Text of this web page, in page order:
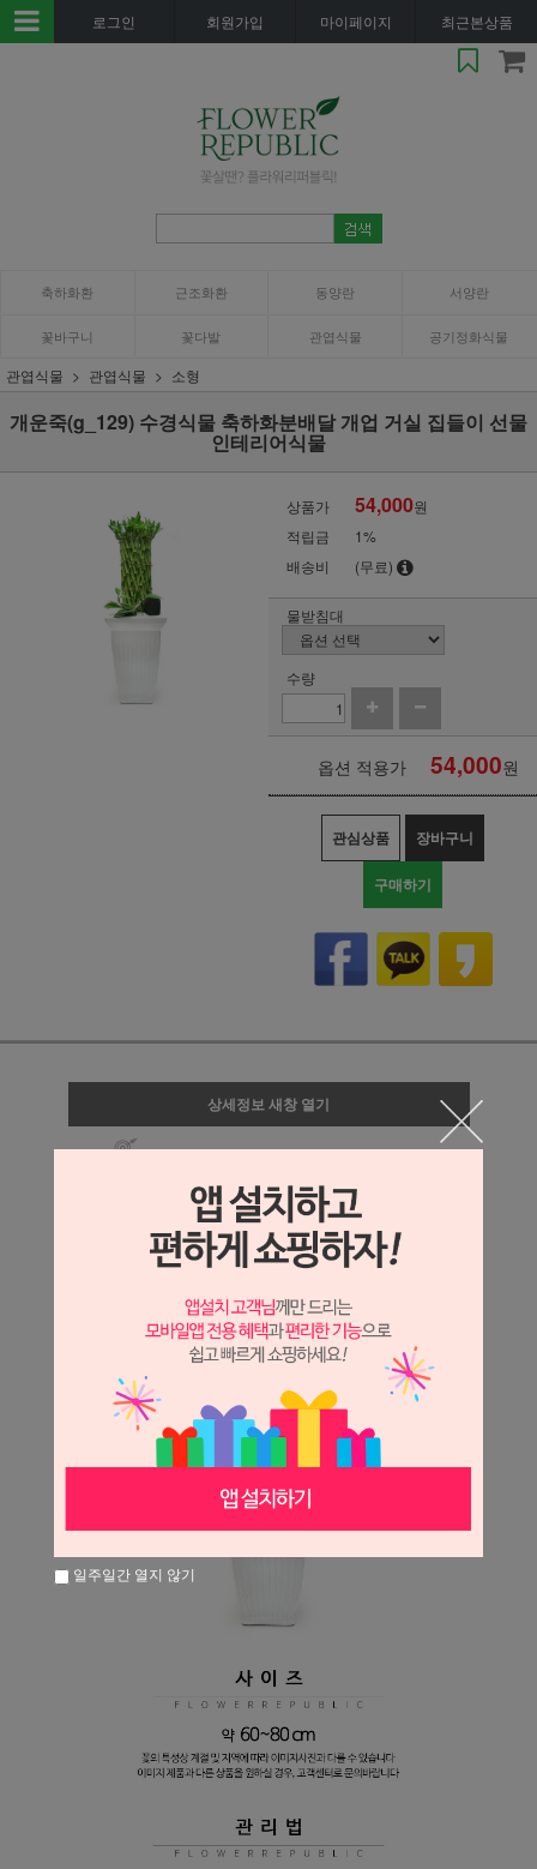
로그인 회원가입 마이페이지 최근본상품
축하화환 근조화환 동양란 서양란
꽃바구니 꽃다발 관엽식물 공기정화식물
관엽식물 관엽식물 소형
개운죽(g_129) 수경식물 축하화분배달 개업 거실 집들이 선물
인테리어식물
상품가 54,000원
적립금
1%
배송비
(무료)
물받침대
수량
옵션 적용가 54,000원
관심상품 장바구니
구매하기
상세정보 새창 열기
일주일간 열지 않기